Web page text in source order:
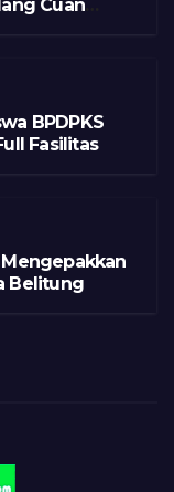
Cuan
BPDPKS
Fasilitas
Mengepakkan
Belitung